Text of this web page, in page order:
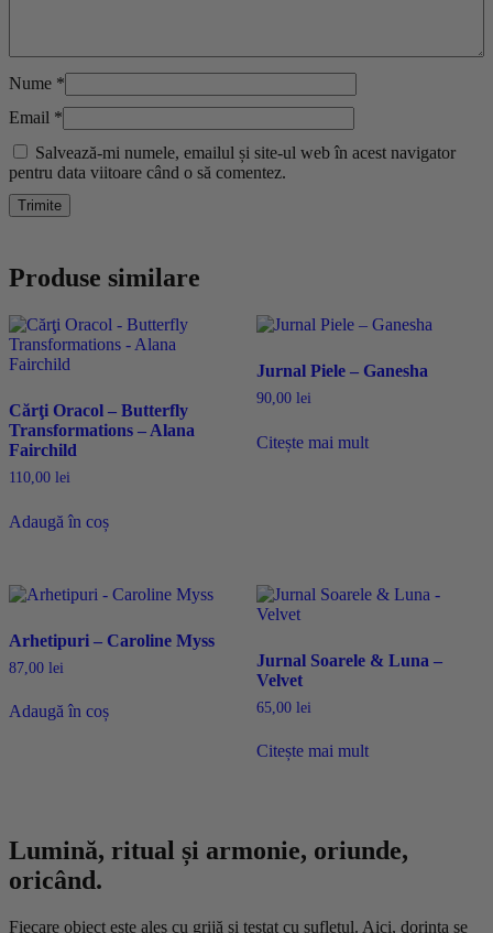
Nume *
Email *
Salvează-mi numele, emailul și site-ul web în acest navigator
pentru data viitoare când o să comentez.
Produse similare
Cărţi Oracol – Butterfly
Transformations – Alana
Fairchild
110,00 lei
Adaugă în coș
Jurnal Piele – Ganesha
90,00 lei
Citește mai mult
Arhetipuri – Caroline Myss
87,00 lei
Adaugă în coș
Jurnal Soarele & Luna –
Velvet
65,00 lei
Citește mai mult
Lumină, ritual și armonie, oriunde,
oricând.
Fiecare obiect este ales cu grijă și testat cu sufletul. Aici, dorința se